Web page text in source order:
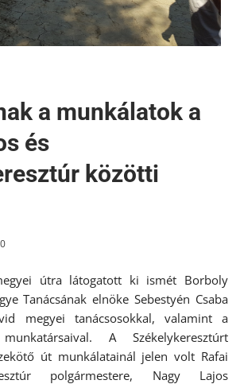
a munkálatok a
és
közötti
0
útra látogatott ki ismét Borboly
Tanácsának elnöke Sebestyén Csaba
megyei tanácsosokkal, valamint a
A Székelykeresztúrt
út munkálatainál jelen volt Rafai
polgármestere, Nagy Lajos